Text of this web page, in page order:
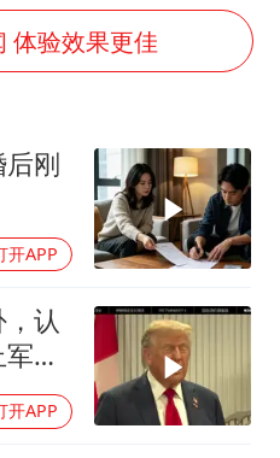
河南某医院2.33亿工程串标案细节披露
男子杀人后逃进深山21年活得像野人
式感
OpenAI为免费用户升级GPT-5.6 Luna
蔬菜之乡”最高温达41.8℃
体验效果更佳
刚
开APP
认
事
开APP